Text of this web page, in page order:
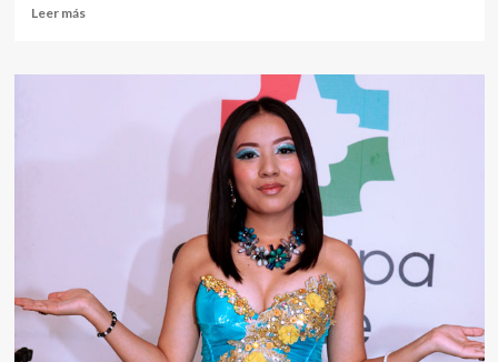
Leer másLeer
ROSITA
compró
casita
en